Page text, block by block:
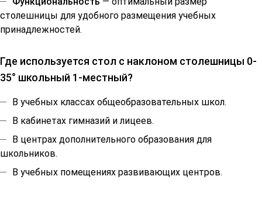
столешницы для удобного размещения учебных
принадлежностей.
Где используется стол с наклоном столешницы 0-
35° школьный 1-местный?
В учебных классах общеобразовательных школ.
В кабинетах гимназий и лицеев.
В центрах дополнительного образования для
школьников.
В учебных помещениях развивающих центров.